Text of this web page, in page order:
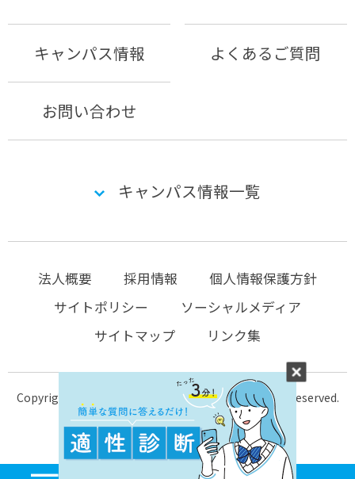
キャンパス情報 よくあるご質問
お問い合わせ
キャンパス情報一覧
法人概要 採用情報
個人情報保護方針
サイトポリシー
ソーシャルメディア
サイトマップ
リンク集
Copyright © 2004-2026 KTC-school.com All Rights Reserved.